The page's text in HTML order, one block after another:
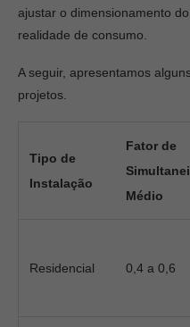
ajustar o dimensionamento
realidade de consumo.
A seguir, apresentamos
projetos.
Tipo de
Instalação
Fator de
Médio
Residencial 0,4 a 0,6